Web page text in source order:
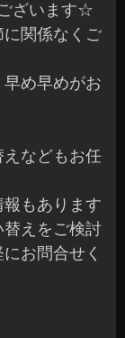
ざいます☆
関係なくご
め早めがお
などもお任
もあります
えをご検討
お問合せく